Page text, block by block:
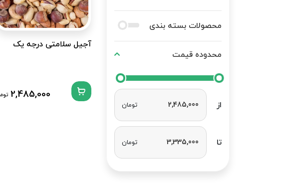
محصولات بسته بندی
محدوده قیمت
از تومان
تا تومان
آجیل سلامتی درجه یک
2,485,000